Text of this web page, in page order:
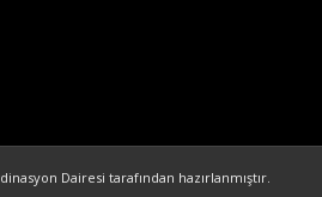
Dairesi tarafından hazırlanmıştır.